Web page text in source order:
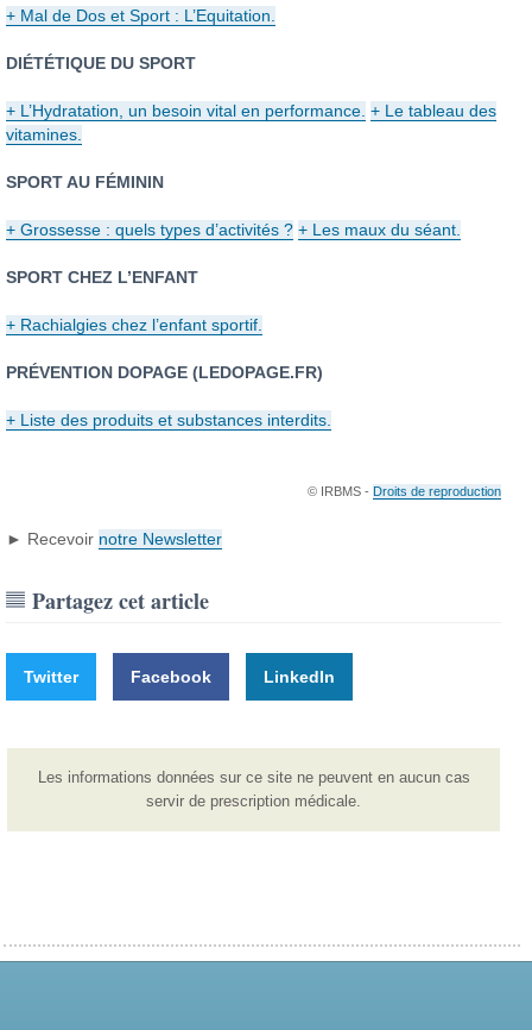
+ Mal de Dos et Sport : L’Equitation.
DIÉTÉTIQUE DU SPORT
+ L’Hydratation, un besoin vital en performance. + Le tableau des
vitamines.
SPORT AU FÉMININ
+ Grossesse : quels types d’activités ? + Les maux du séant.
SPORT CHEZ L’ENFANT
+ Rachialgies chez l’enfant sportif.
PRÉVENTION DOPAGE (LEDOPAGE.FR)
+ Liste des produits et substances interdits.
© IRBMS - Droits de reproduction
► Recevoir notre Newsletter
Partagez cet article
Twitter Facebook LinkedIn
Les informations données sur ce site ne peuvent en aucun cas
servir de prescription médicale.